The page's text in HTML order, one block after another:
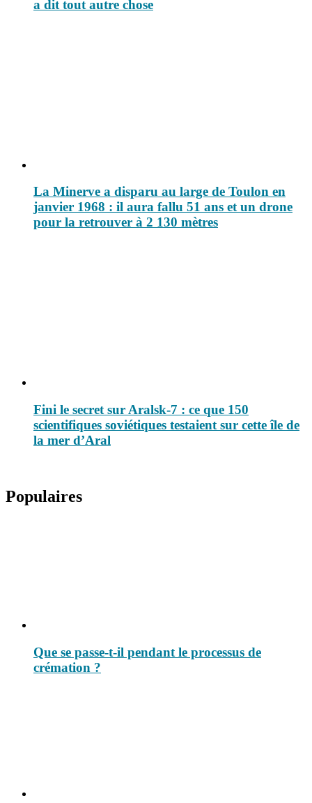
a dit tout autre chose
La Minerve a disparu au large de Toulon en
janvier 1968 : il aura fallu 51 ans et un drone
pour la retrouver à 2 130 mètres
Fini le secret sur Aralsk-7 : ce que 150
scientifiques soviétiques testaient sur cette île de
la mer d’Aral
Populaires
Que se passe-t-il pendant le processus de
crémation ?